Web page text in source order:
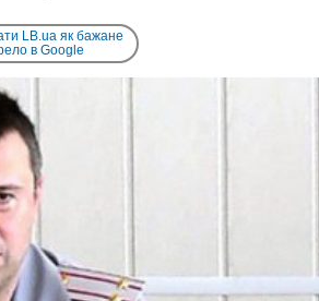
LB.ua як бажане
в Google